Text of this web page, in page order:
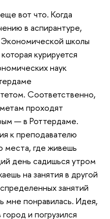
вот что. Когда
в аспирантуре,
школы
курируется
наук
Соответственно,
проходят
— в Роттердаме.
к преподавателю
места, где живешь
день садишься утром
на занятия в другой
занятий
мне понравилась. Идея,
и погрузился